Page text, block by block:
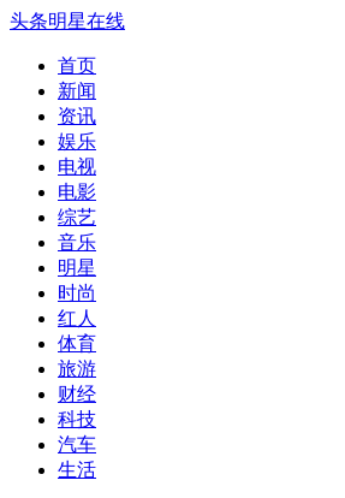
头条明星在线
首页
新闻
资讯
娱乐
电视
电影
综艺
音乐
明星
时尚
红人
体育
旅游
财经
科技
汽车
生活